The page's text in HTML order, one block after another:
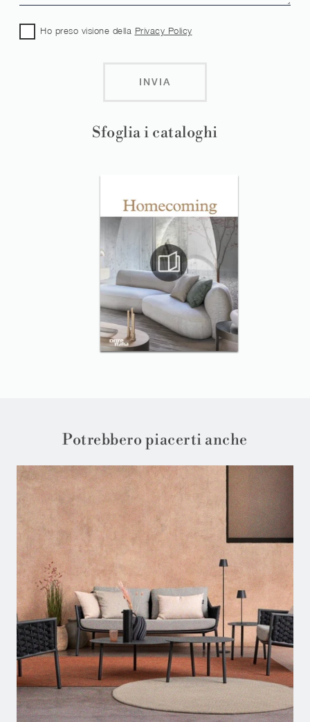
Sfoglia i cataloghi
Ho preso visione della Privacy Policy
INVIA
Potrebbero piacerti anche